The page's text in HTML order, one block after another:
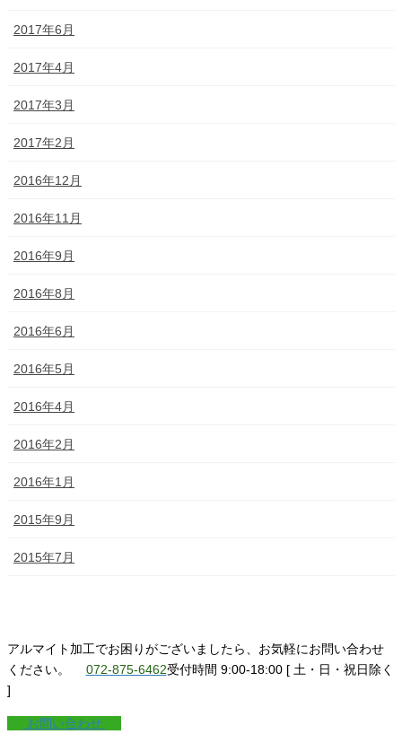
2017年6月
2017年4月
2017年3月
2017年2月
2016年12月
2016年11月
2016年9月
2016年8月
2016年6月
2016年5月
2016年4月
2016年2月
2016年1月
2015年9月
2015年7月
アルマイト加工でお困りがございましたら、お気軽にお問い合わせ
ください。
072-875-6462受付時間 9:00-18:00 [ 土・日・祝日除く
]
お問い合わせ